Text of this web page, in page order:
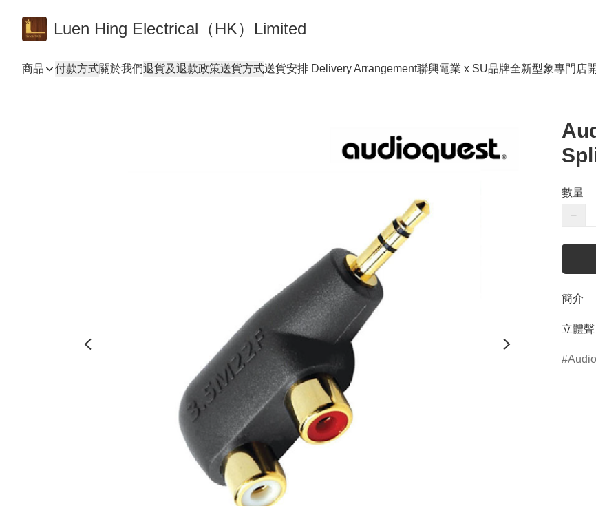
Luen Hing Electrical（HK）Limited
商品 付款方式關於我們退貨及退款政策送貨方式送貨安排 Delivery Arrangement聯興電業 x SU品牌全新型象專門店
數量
−
簡介
立體